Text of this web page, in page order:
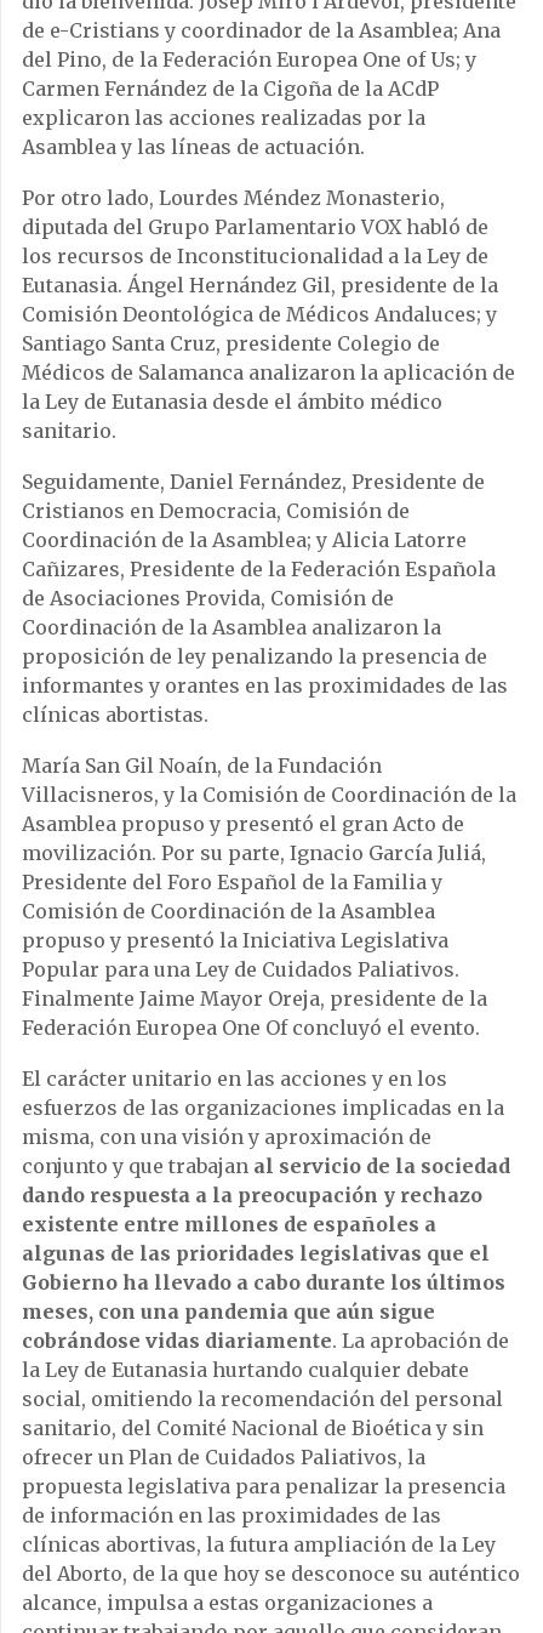
de e-Cristians y coordinador de la Asamblea; Ana
del Pino, de la Federación Europea One of Us; y
Carmen Fernández de la Cigoña de la ACdP
explicaron las acciones realizadas por la
Asamblea y las líneas de actuación.
Por otro lado, Lourdes Méndez Monasterio,
diputada del Grupo Parlamentario VOX habló de
los recursos de Inconstitucionalidad a la Ley de
Eutanasia. Ángel Hernández Gil, presidente de la
Comisión Deontológica de Médicos Andaluces; y
Santiago Santa Cruz, presidente Colegio de
Médicos de Salamanca analizaron la aplicación de
la Ley de Eutanasia desde el ámbito médico
sanitario.
Seguidamente, Daniel Fernández, Presidente de
Cristianos en Democracia, Comisión de
Coordinación de la Asamblea; y Alicia Latorre
Cañizares, Presidente de la Federación Española
de Asociaciones Provida, Comisión de
Coordinación de la Asamblea analizaron la
proposición de ley penalizando la presencia de
informantes y orantes en las proximidades de las
clínicas abortistas.
María San Gil Noaín, de la Fundación
Villacisneros, y la Comisión de Coordinación de la
Asamblea propuso y presentó el gran Acto de
movilización. Por su parte, Ignacio García Juliá,
Presidente del Foro Español de la Familia y
Comisión de Coordinación de la Asamblea
propuso y presentó la Iniciativa Legislativa
Popular para una Ley de Cuidados Paliativos.
Finalmente Jaime Mayor Oreja, presidente de la
Federación Europea One Of concluyó el evento.
El carácter unitario en las acciones y en los
esfuerzos de las organizaciones implicadas en la
misma, con una visión y aproximación de
conjunto y que trabajan al servicio de la sociedad
dando respuesta a la preocupación y rechazo
existente entre millones de españoles a
algunas de las prioridades legislativas que el
Gobierno ha llevado a cabo durante los últimos
meses, con una pandemia que aún sigue
cobrándose vidas diariamente. La aprobación de
la Ley de Eutanasia hurtando cualquier debate
social, omitiendo la recomendación del personal
sanitario, del Comité Nacional de Bioética y sin
ofrecer un Plan de Cuidados Paliativos, la
propuesta legislativa para penalizar la presencia
de información en las proximidades de las
clínicas abortivas, la futura ampliación de la Ley
del Aborto, de la que hoy se desconoce su auténtico
alcance, impulsa a estas organizaciones a